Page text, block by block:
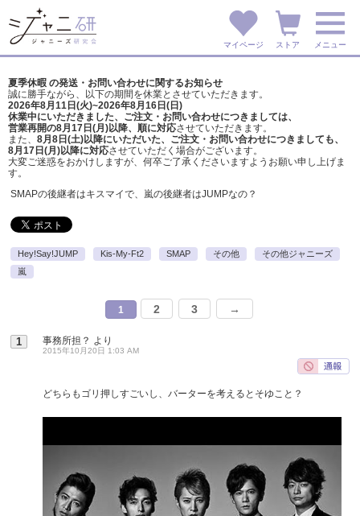
マイページ ストア メニュー
夏季休暇 の発送・お問い合わせに関するお知らせ
誠に勝手ながら、以下の期間を休業とさせていただきます。
2026年8月11日(火)~2026年8月16日(日)
休業中にいただきました、ご注文・お問い合わせにつきましては、
営業再開の8月17日(月)以降、順に対応させていただきます。
また、 8月8日(土)以降にいただいた、ご注文・ お問い合わせにつきましても、
8月17日(月)以降に対応させていただく場合がございます。
大変ご迷惑をおかけしますが、 何卒ご了承くださいますようお願い申し上げま
す。
SMAPの後継者はキスマイで、嵐の後継者はJUMPなの？
Hey!Say!JUMP Kis-My-Ft2 SMAP その他
その他ジャニーズ
嵐
1 2 3 →
1 事務所担？ より
2015年10月20日 1:03 AM
どちらもゴリ押しすごいし、バーターを考えるとそゆこと？